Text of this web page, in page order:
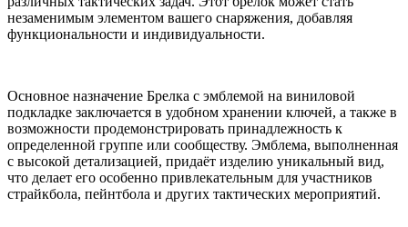
незаменимым элементом вашего снаряжения, добавляя
функциональности и индивидуальности.
Основное назначение Брелка с эмблемой на виниловой
подкладке заключается в удобном хранении ключей, а также в
возможности продемонстрировать принадлежность к
определенной группе или сообществу. Эмблема, выполненная
с высокой детализацией, придаёт изделию уникальный вид,
что делает его особенно привлекательным для участников
страйкбола, пейнтбола и других тактических мероприятий.